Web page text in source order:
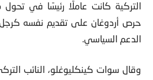
حرص أردوغان على تقديم نفسه
الدعم السياسي.
والتنمية، إنّه وسط مخاوف تركيا